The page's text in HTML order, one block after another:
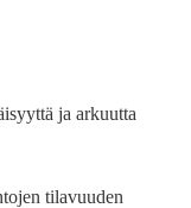
ja arkuutta
tilavuuden